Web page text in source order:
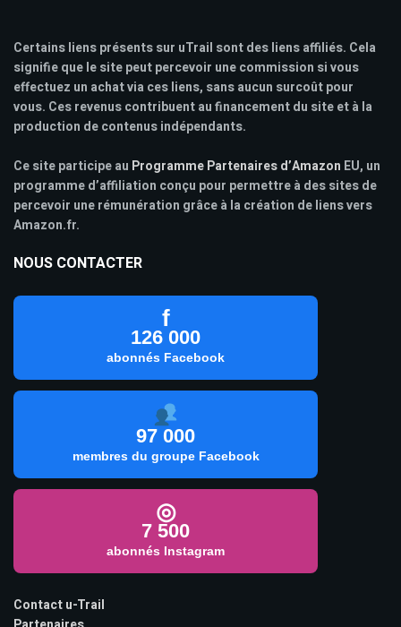
Certains liens présents sur uTrail sont des liens affiliés. Cela
signifie que le site peut percevoir une commission si vous
effectuez un achat via ces liens, sans aucun surcoût pour
vous. Ces revenus contribuent au financement du site et à la
production de contenus indépendants.
Ce site participe au Programme Partenaires d’Amazon EU, un
programme d’affiliation conçu pour permettre à des sites de
percevoir une rémunération grâce à la création de liens vers
Amazon.fr.
NOUS CONTACTER
f
126 000
abonnés Facebook
97 000
membres du groupe Facebook
◎
7 500
abonnés Instagram
Contact u-Trail